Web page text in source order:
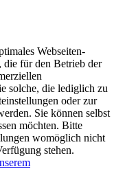
Webseiten-
die für den Betrieb der
solche, die lediglich zu
oder zur
Sie können selbst
möchten. Bitte
womöglich nicht
stehen.